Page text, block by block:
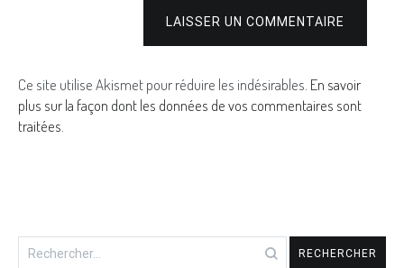
LAISSER UN COMMENTAIRE
Ce site utilise Akismet pour réduire les indésirables. En savoir
plus sur la façon dont les données de vos commentaires sont
traitées